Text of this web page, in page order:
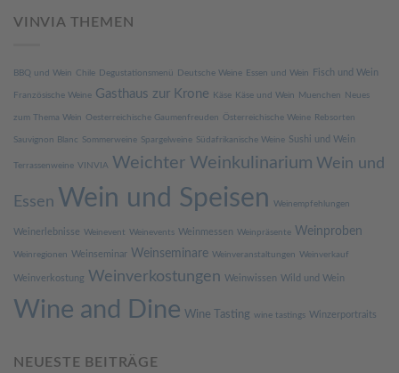
VINVIA THEMEN
BBQ und Wein Chile Degustationsmenü Deutsche Weine Essen und Wein Fisch und Wein
Französische Weine Gasthaus zur Krone Käse Käse und Wein Muenchen Neues
zum Thema Wein Oesterreichische Gaumenfreuden Österreichische Weine Rebsorten
Sauvignon Blanc Sommerweine Spargelweine Südafrikanische Weine Sushi und Wein
Terrassenweine VINVIA Weichter Weinkulinarium Wein und
Essen Wein und Speisen Weinempfehlungen
Weinerlebnisse Weinevent Weinevents Weinmessen Weinpräsente Weinproben
Weinregionen Weinseminar Weinseminare Weinveranstaltungen Weinverkauf
Weinverkostung Weinverkostungen Weinwissen Wild und Wein
Wine and Dine Wine Tasting wine tastings Winzerportraits
NEUESTE BEITRÄGE